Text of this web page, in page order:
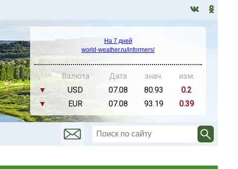
На 7 дней
world-weather.ru/informers/
Валюта Дата знач.
изм.
▼
USD 07.08 80.93
0.2
▼
EUR 07.08 93.19 0.39